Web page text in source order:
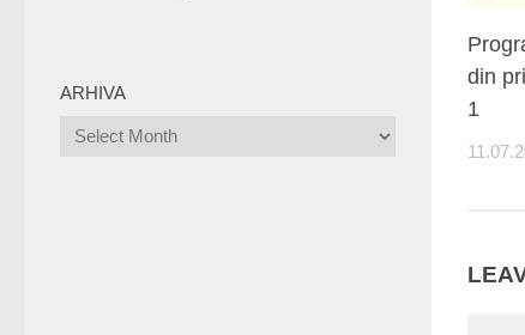
din
1
ARHIVA
Arhiva